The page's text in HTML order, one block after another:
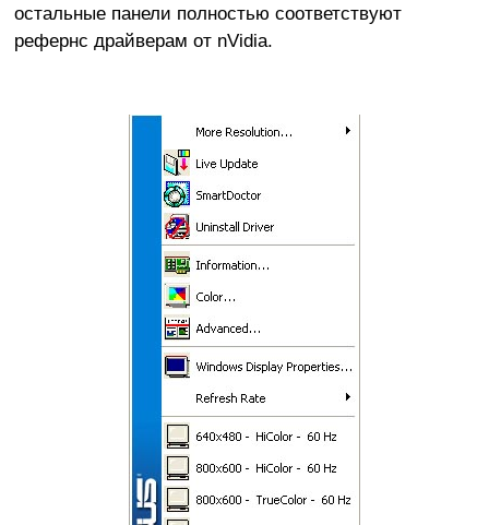
остальные панели полностью соответствуют
рефернс драйверам от nVidia.